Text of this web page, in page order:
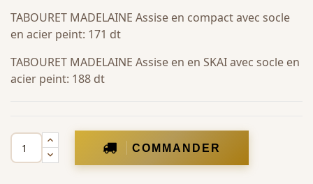
TABOURET MADELAINE Assise en compact avec socle
en acier peint: 171 dt
TABOURET MADELAINE Assise en en SKAI avec socle en
acier peint: 188 dt
COMMANDER